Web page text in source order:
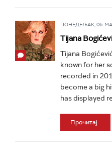
ПОНЕДЕЉАК, 06.
Tijana
Tijana
known for her
recorded in
become a big
has displayed
Прочитај